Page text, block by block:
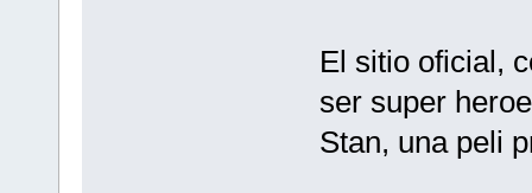
El sitio oficial,
ser super
Stan, una peli